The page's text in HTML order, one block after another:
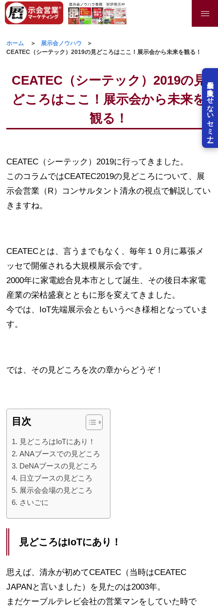
展示会を失敗させないセミナー
ホーム
展示会ノウハウ
CEATEC（シーテック）2019の見どころはここ！展示会から未来を観る！
CEATEC（シーテック）2019の見
どころはここ！展示会から未来を
観る！
CEATEC（シーテック）2019に行ってきました。
このコラムではCEATEC2019の見どころについて、展
示会営業（R）コンサルタント清永の視点で解説してい
きますね。
CEATECとは、言うまでもなく、毎年１０月に幕張メ
ッセで開催される大規模展示会です。
2000年に家電総合見本市として誕生、その後日本家電
産業の栄枯盛衰とともに形を変えてきました。
今では、IoT先端展示会ともいうべき様相となっていま
す。
では、その見どころを次の章からどうぞ！
目次
見どころはIoTにあり！
ANAブースでの見どころ
DeNAブースの見どころ
日立ブースの見どころ
展示会会場の見どころ
さいごに
見どころはIoTにあり！
思えば、清永が初めてCEATEC（当時はCEATEC
JAPANと言いました）を見たのは2003年。
まだケーブルテレビ会社の営業マンをしていた時で